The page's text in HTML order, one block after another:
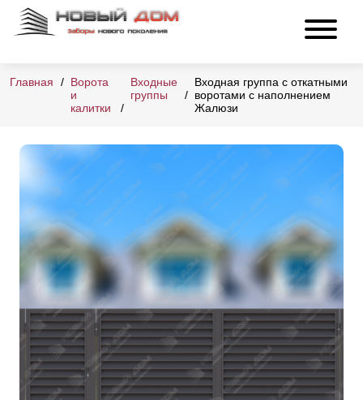
Главная
Ворота
и
калитки
Входные
группы
Входная группа с откатными
воротами с наполнением
Жалюзи